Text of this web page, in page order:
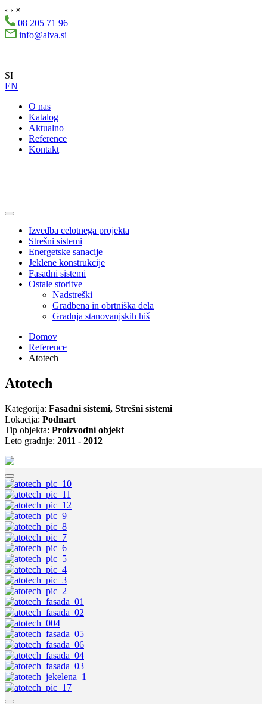
‹ › ×
08 205 71 96
info@alva.si
SI
EN
O nas
Katalog
Aktualno
Reference
Kontakt
Izvedba celotnega projekta
Strešni sistemi
Energetske sanacije
Jeklene konstrukcije
Fasadni sistemi
Ostale storitve
Nadstreški
Gradbena in obrtniška dela
Gradnja stanovanjskih hiš
Domov
Reference
Atotech
Atotech
Kategorija: Fasadni sistemi, Strešni sistemi
Lokacija: Podnart
Tip objekta: Proizvodni objekt
Leto gradnje: 2011 - 2012